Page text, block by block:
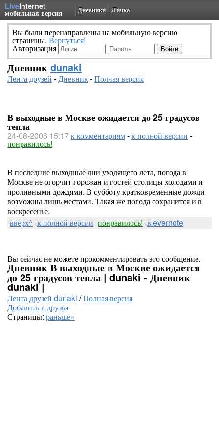
LiveInternet
мобильная версия Дневники Личка
Вы были перенаправлены на мобильную версию
страницы. Вернуться!
Авторизация
Дневник dunaki
Лента друзей -Дневник-Полная версия
В выходные в Москве ожидается до 25 градусов
тепла
24-08-2006 15:17к комментариям-к полной версии -
понравилось!
В последние выходные дни уходящего лета, погода в
Москве не огорчит горожан и гостей столицы холодами и
проливными дождями. В субботу кратковременные дожди
возможны лишь местами. Такая же погода сохранится и в
воскресенье.
вверх^ к полной версии понравилось! в evernote
Вы сейчас не можете прокомментировать это сообщение.
Дневник В выходные в Москве ожидается
до 25 градусов тепла | dunaki - Дневник
dunaki |
Лента друзей dunaki /Полная версия
Добавить в друзья
Страницы: раньше»